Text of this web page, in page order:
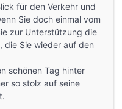
für den Verkehr und
Sie doch einmal vom
zur Unterstützung die
die Sie wieder auf den
schönen Tag hinter
so stolz auf seine